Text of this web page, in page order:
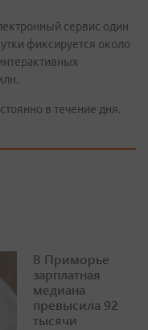
сервис один
фиксируется около
в течение дня.
В Приморье
зарплатная
медиана
превысила 92
тысячи